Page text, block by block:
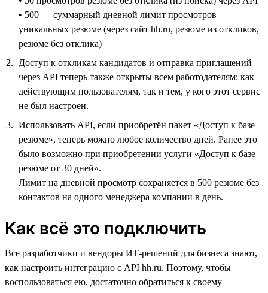
• 500 — суммарный дневной лимит просмотров
уникальных резюме (через сайт hh.ru, резюме из откликов,
резюме без отклика)
Доступ к откликам кандидатов и отправка приглашений
через API теперь также открыты всем работодателям: как
действующим пользователям, так и тем, у кого этот сервис
не был настроен.
Использовать API, если приобретён пакет «Доступ к базе
резюме», теперь можно любое количество дней. Ранее это
было возможно при приобретении услуги «Доступ к базе
резюме от 30 дней».
Лимит на дневной просмотр сохраняется в 500 резюме без
контактов на одного менеджера компании в день.
Как всё это подключить
Все разработчики и вендоры ИТ-решений для бизнеса знают,
как настроить интеграцию с API hh.ru. Поэтому, чтобы
воспользоваться ею, достаточно обратиться к своему